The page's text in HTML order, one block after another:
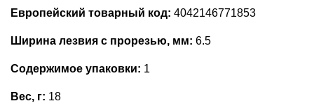
Европейский товарный код: 4042146771853
Ширина лезвия с прорезью, мм: 6.5
Содержимое упаковки: 1
Вес, г: 18